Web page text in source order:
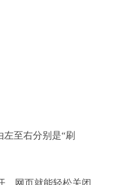
至右分别是“刷
网页就能轻松关闭。